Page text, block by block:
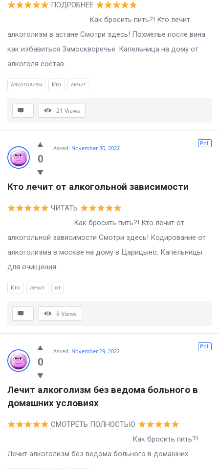
ПОДРОБНЕЕ
Как бросить пить?! Кто лечит
алкоголизм в астане Смотри здесь! Похмелье после вина
как избавиться Замоскворечье. Капельница на дому от
алкоголя состав ...
Алкоголизм Кто лечит
21 Views
0
Poll
Asked: November 30, 2022
Кто лечит от алкогольной зависимости
ЧИТАТЬ
Как бросить пить?! Кто лечит от
алкогольной зависимости Смотри здесь! Кодирование от
алкоголизма в москве на дому в Царицыно. Капельницы
для очищения ...
Кто лечит от
8Views
0
Poll
Asked: November 29, 2022
Лечит алкоголизм без ведома больного в
домашних условиях
СМОТРЕТЬ ПОЛНОСТЬЮ
Как бросить пить?!
Лечит алкоголизм без ведома больного в домашних ...